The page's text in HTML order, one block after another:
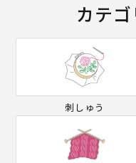
カテ
刺しゅう